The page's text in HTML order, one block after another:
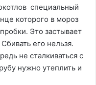
специальный
которого в мороз
Это застывает
его нельзя.
не сталкиваться с
нужно утеплить и